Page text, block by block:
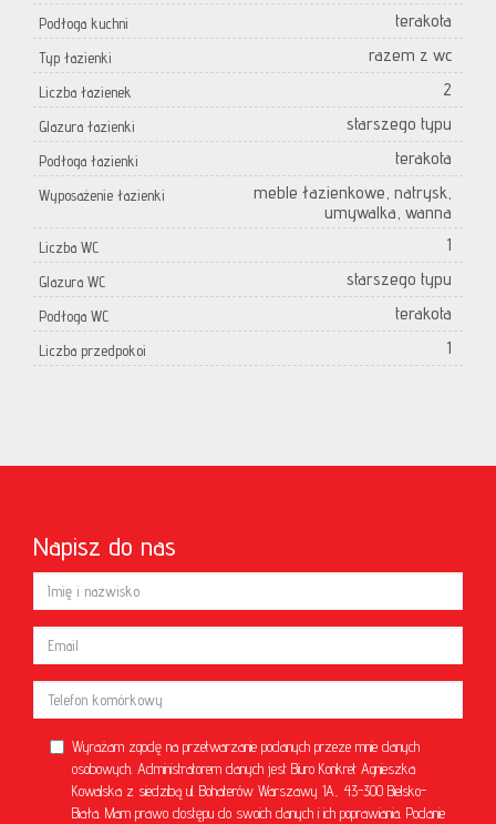
Podłoga kuchni terakota
Typ łazienki razem z wc
Liczba łazienek 2
Glazura łazienki starszego typu
Podłoga łazienki terakota
Wyposażenie łazienki
meble łazienkowe, natrysk,
umywalka, wanna
Liczba WC 1
Glazura WC starszego typu
Podłoga WC terakota
Liczba przedpokoi 1
Napisz do nas
Wyrażam zgodę na przetwarzanie podanych przeze mnie danych
osobowych. Administratorem danych jest Biuro Konkret Agnieszka
Kowalska z siedzibą ul. Bohaterów Warszawy 1A, 43-300 Bielsko-
Biała. Mam prawo dostępu do swoich danych i ich poprawiania. Podanie